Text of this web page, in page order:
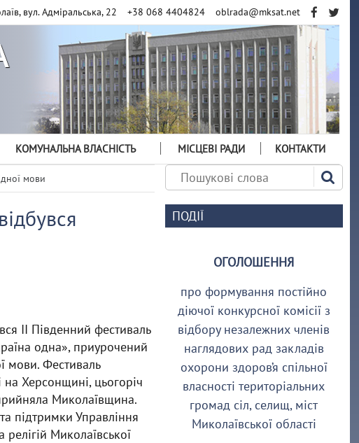
вул. Адміральська, 22 +38 068 4404824 oblrada@mksat.net
КОМУНАЛЬНА ВЛАСНІСТЬ МІСЦЕВІ РАДИ КОНТАКТИ
мови
ІІ Південний фестиваль
одна», приурочений
мови. Фестиваль
Херсонщині, цьогоріч
Миколаївщина.
підтримки Управління
релігій Миколаївської
ПОДІЇ
ОГОЛОШЕННЯ
про формування постійно
діючої конкурсної комісії з
відбору незалежних членів
наглядових рад закладів
охорони здоров’я спільної
власності територіальних
громад сіл, селищ, міст
Миколаївської області